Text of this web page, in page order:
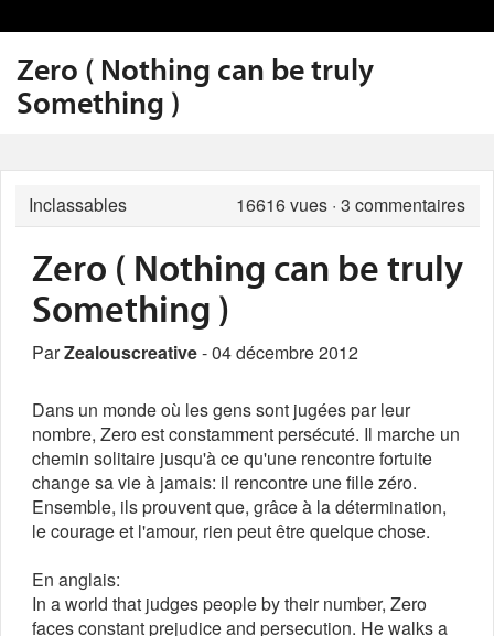
Zero ( Nothing can be truly
Something )
Inclassables 16616vues · 3 commentaires
Zero ( Nothing can be truly
Something )
ParZealouscreative- 04 décembre 2012
Dans un monde où les gens sont jugées par leur
nombre, Zero est constamment persécuté. Il marche un
chemin solitaire jusqu'à ce qu'une rencontre fortuite
change sa vie à jamais: il rencontre une fille zéro.
Ensemble, ils prouvent que, grâce à la détermination,
le courage et l'amour, rien peut être quelque chose.
En anglais:
In a world that judges people by their number, Zero
faces constant prejudice and persecution. He walks a